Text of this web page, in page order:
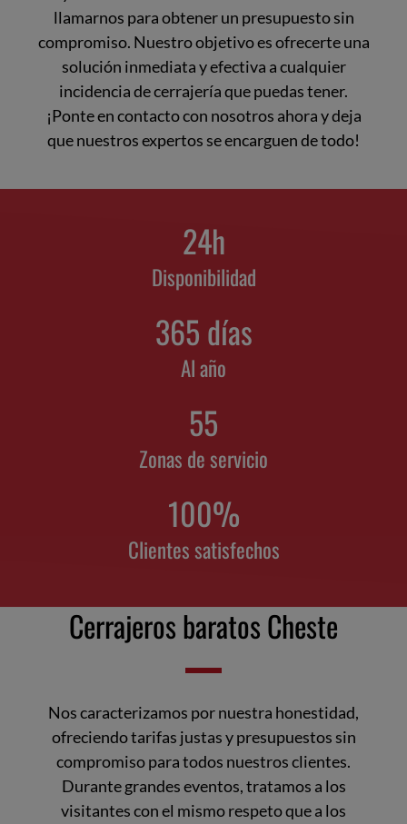
llamarnos para obtener un presupuesto sin
compromiso. Nuestro objetivo es ofrecerte una
solución inmediata y efectiva a cualquier
incidencia de cerrajería que puedas tener.
¡Ponte en contacto con nosotros ahora y deja
que nuestros expertos se encarguen de todo!
Disponibilidad
24h
Al año
365 días
Zonas de servicio
55
Clientes satisfechos
100%
Cerrajeros baratos Cheste
Nos caracterizamos por nuestra honestidad,
ofreciendo tarifas justas y presupuestos sin
compromiso para todos nuestros clientes.
Durante grandes eventos, tratamos a los
visitantes con el mismo respeto que a los